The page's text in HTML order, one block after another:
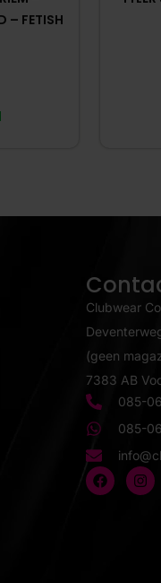
– FETISH
Clubwear
(geen
7383 AB
085-
085-